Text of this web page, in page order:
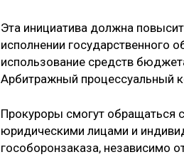
Эта инициатива должна
исполнении государственного
использование средств
Арбитражный процессуальный
Прокуроры смогут обращаться
юридическими лицами и
гособоронзаказа, независимо